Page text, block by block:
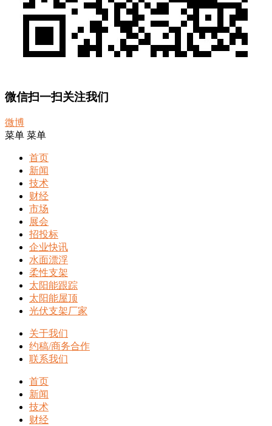
微信扫一扫关注我们
微博
菜单 菜单
首页
新闻
技术
财经
市场
展会
招投标
企业快讯
水面漂浮
柔性支架
太阳能跟踪
太阳能屋顶
光伏支架厂家
关于我们
约稿/商务合作
联系我们
首页
新闻
技术
财经